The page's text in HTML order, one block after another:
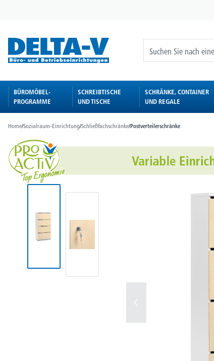
BÜROMÖBEL-
PROGRAMME
SCHREIBTISCHE
UND TISCHE
SCHRÄNKE, CONTAINER
UND REGALE
Home/Sozialraum-Einrichtung/Schließfachschränke/Postverteilerschränke